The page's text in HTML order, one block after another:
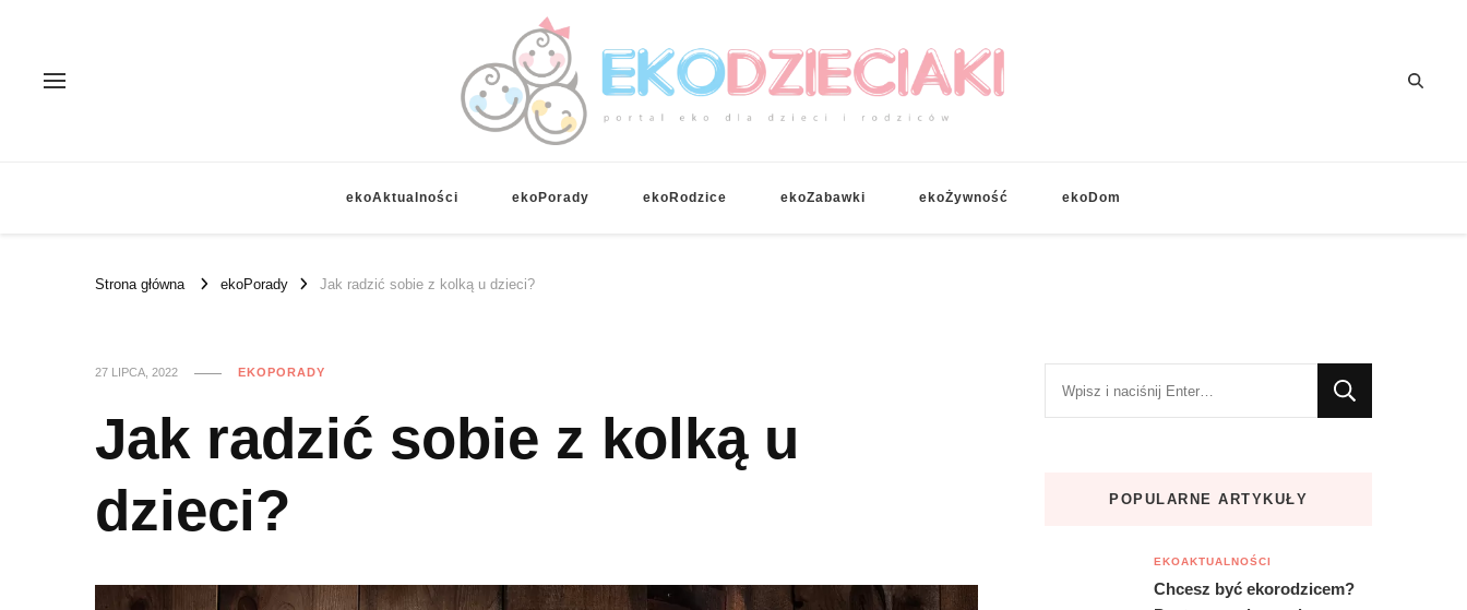
ekoAktualności ekoPorady ekoRodzice ekoZabawki ekoŻywność ekoDom
Strona główna ekoPorady Jak radzić sobie z kolką u dzieci?
27 LIPCA, 2022 EKOPORADY
Jak radzić sobie z kolką u
dzieci?
POPULARNE ARTYKUŁY
EKOAKTUALNOŚCI
Chcesz być ekorodzicem?